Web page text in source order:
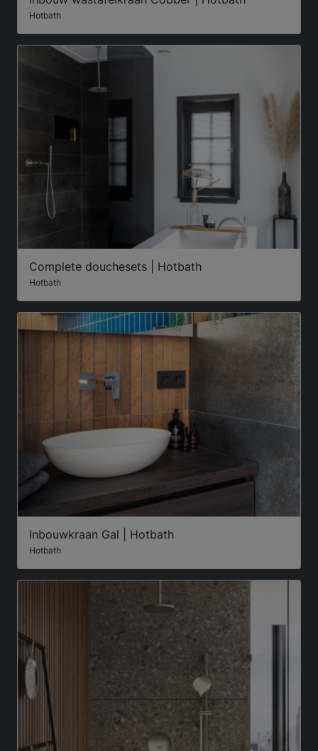
Hotbath
Complete douchesets | Hotbath
Hotbath
Inbouwkraan Gal | Hotbath
Hotbath